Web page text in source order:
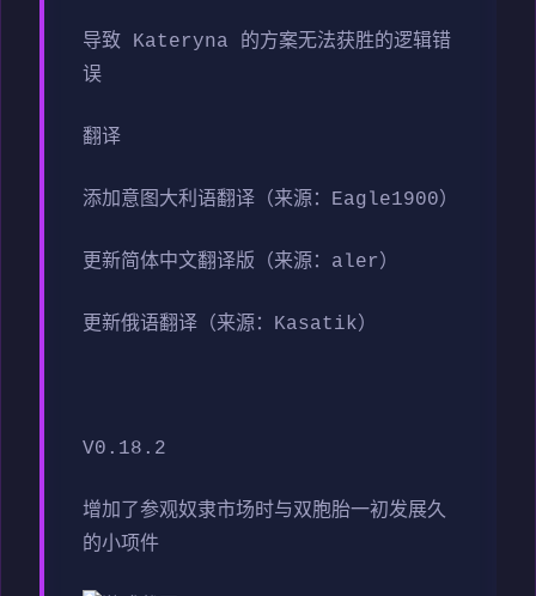
导致 Kateryna 的方案无法获胜的逻辑错
误
翻译
添加意图大利语翻译（来源：Eagle1900）
更新简体中文翻译版（来源：aler）
更新俄语翻译（来源：Kasatik）
V0.18.2
增加了参观奴隶市场时与双胞胎一初发展久
的小项件